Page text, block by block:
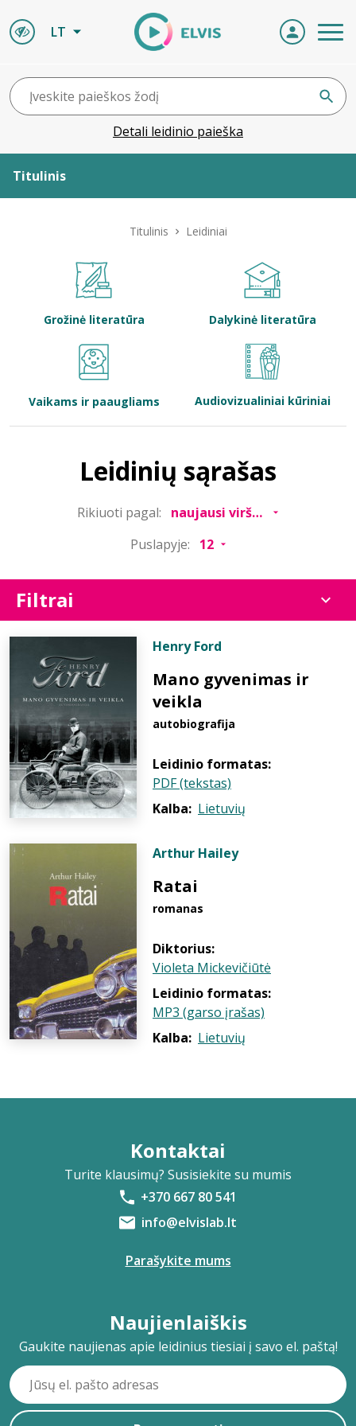
LT
Detali leidinio paieška
Titulinis
Bibliotekoms
Titulinis Leidiniai
Grožinė literatūra Dalykinė literatūra
Vaikams ir paaugliams Audiovizualiniai kūriniai
Leidinių sąrašas
Rikiuoti pagal:
Puslapyje:
Filtrai
Henry Ford
Mano gyvenimas ir
veikla
autobiografija
Leidinio formatas:
PDF (tekstas)
Kalba: Lietuvių
Arthur Hailey
Ratai
romanas
Diktorius:
Violeta Mickevičiūtė
Leidinio formatas:
MP3 (garso įrašas)
Kalba: Lietuvių
Kontaktai
Turite klausimų? Susisiekite su mumis
+370 667 80 541
info@elvislab.lt
Parašykite mums
Naujienlaiškis
Gaukite naujienas apie leidinius tiesiai į savo el. paštą!